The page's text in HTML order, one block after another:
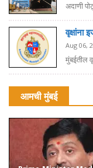
अदाणी
वृक्षांना
Aug 06,
मुंबईतील
आमची मुंबई